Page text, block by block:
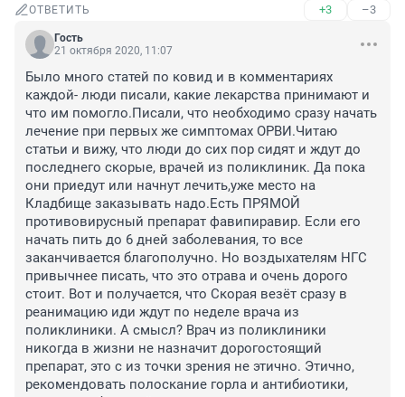
ОТВЕТИТЬ +3 –3
Гость
21 октября 2020, 11:07
Было много статей по ковид и в комментариях
каждой- люди писали, какие лекарства принимают и
что им помогло.Писали, что необходимо сразу начать
лечение при первых же симптомах ОРВИ.Читаю
статьи и вижу, что люди до сих пор сидят и ждут до
последнего скорые, врачей из поликлиник. Да пока
они приедут или начнут лечить,уже место на
Кладбище заказывать надо.Есть ПРЯМОЙ
противовирусный препарат фавипиравир. Если его
начать пить до 6 дней заболевания, то все
заканчивается благополучно. Но воздыхателям НГС
привычнее писать, что это отрава и очень дорого
стоит. Вот и получается, что Скорая везёт сразу в
реанимацию иди ждут по неделе врача из
поликлиники. А смысл? Врач из поликлиники
никогда в жизни не назначит дорогостоящий
препарат, это с из точки зрения не этично. Этично,
рекомендовать полоскание горла и антибиотики,